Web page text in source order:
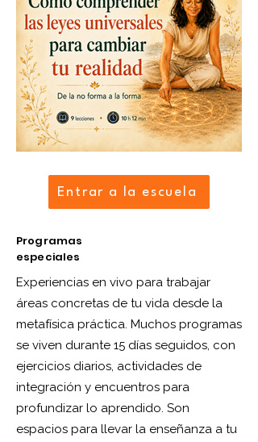
Entrar a la escuela
Programas
especiales
Experiencias en vivo para trabajar
áreas concretas de tu vida desde la
metafísica práctica. Muchos programas
se viven durante 15 días seguidos, con
ejercicios diarios, actividades de
integración y encuentros para
profundizar lo aprendido. Son
espacios para llevar la enseñanza a tu